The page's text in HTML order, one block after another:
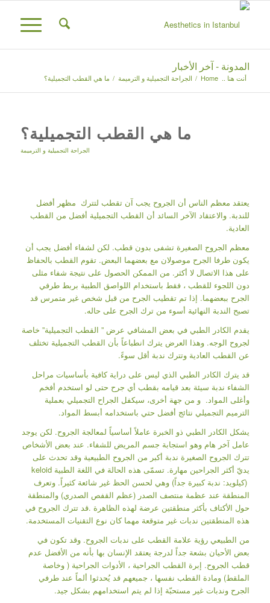
المدونة - آخر الأخبار
أنت هنا .. Home
/ الجراحة التجميلية و الترميمة / ما هي القطب التجميلية؟
ما هي القطب التجميلية؟
الجراحة التجميلية و الترميمة
يعتقد معظم الناس أن الجروح يجب آن تقطب لتترك مظهر أفضل
للندبة. والاعتقاد الآخر السائد أن القطب التجميلية أفضل من القطب
العادية.
معظم الجروح الصغيرة تشفى بدون قطب. لكن لشفاء أفضل يجب أن
يكون طرفا الجرح موصولان مع بعضهما البعض. تقوم القطب بالحفاظ
على هذا الاتصال لا أكثر. من الممكن الحصول على نتيجة شفاء مثلى
دون اللجوء للقطب ، فقط باستخدام اللواصق الطبية بربط طرفي
الجرح ببعضهما. إذا تم تقطيب الجرح من قبل شخص غير متمرس قد
تصبح الندبة النهائية أسوء من ترك الجرح على حاله.
يقدم الكادر الطبي في بعض المشافي عرض ” القطب التجميلية” خاصة
لجروح الوجه. وهذا العرض يترك انطباعاً بأن القطب التجميلية تختلف
عن القطب العادية وتترك ندبة أقل سوءً.
قد يترك الكادر الطبي الذي ليس على دراية كافية بأساسيات مراحل
الشفاء ندبة سيئة بعد قيامه بقطب أي جرح حتى لو استخدم أفخم
وأغلى المواد. و من جهة أخرى، سيكفل الجراح التجميلي بعملية
الترميم التجميلي نتائج أفضل حتي باستخدامه أبسط المواد.
يشكل الكادر الطبي ذو الخبرة عاملاً أساسياً لمعالجة الجروح. لكن يوجد
عامل آخر هام وهو استجابة جسم المريض للشفاء. عند بعض الأشخاص
تترك الجروح الصغيرة ندبة أكبر من الجروح الطبيعية وقد تحدث على
يديّ أكثر الجراحين مهارة. تسمّى هذه الحالة في اللغة الطبية keloid
(كيلويد: ندبة كبيرة جداً) وهي لحسن الحظ غير شائعة كثيراً. وتعرف
المنطقة عند عظمة منتصف الصدر (عظم القفص الصدري) والمنطقة
حول الأكتاف بأكثر منطقتين عرضة لهذه الظاهرة .قد تترك الجروح في
هذه المنطقتين ندبات غير متوقعة مهما كان نوع التقنيات المستخدمة.
من الطبيعي رؤية علامة القطب على ندبات الجروح. وقد تكون في
بعض الأحيان بشعة جداً لدرجة يعتقد الإنسان بها بأنه من الأفضل عدم
قطب الجروح. إبرة القطب الجراحية ، الأدوات الجراحية ( وخاصة
الملقط) ومادة القطب نفسها ، جميعهم قد يُحدثوا ألماً عند طرفي
الجرح وندبات غير مستحبّة إذا لم يتم استخدامهم بشكل جيد.